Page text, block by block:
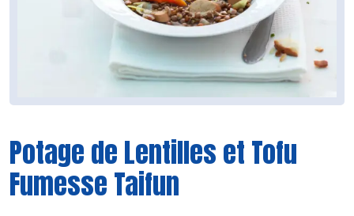
Potage de Lentilles et Tofu
Fumesse Taifun